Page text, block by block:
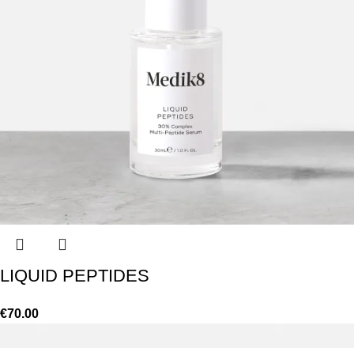
LIQUID PEPTIDES
€70.00